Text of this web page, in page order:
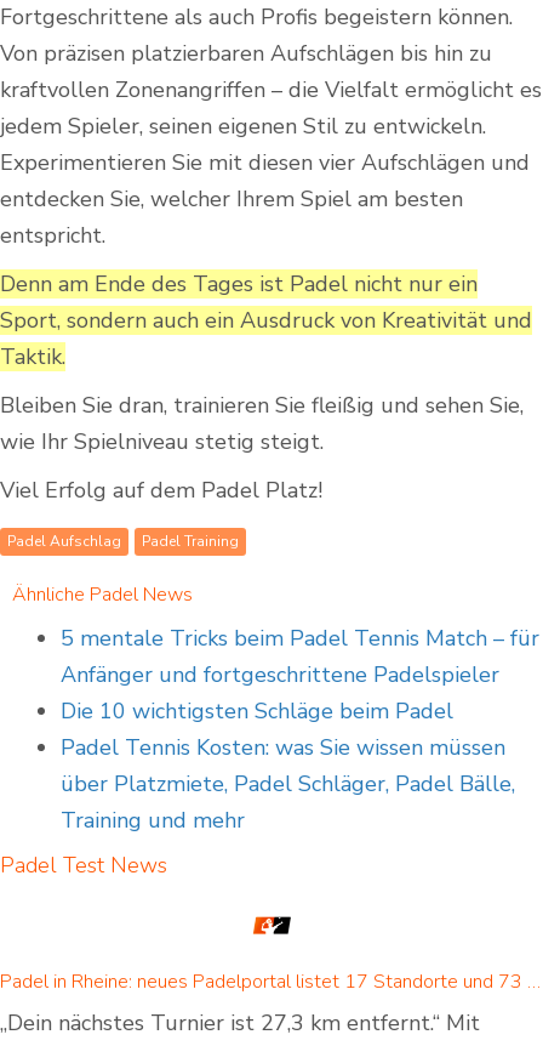
Fortgeschrittene als auch Profis begeistern können.
Von präzisen platzierbaren Aufschlägen bis hin zu
kraftvollen Zonenangriffen – die Vielfalt ermöglicht es
jedem Spieler, seinen eigenen Stil zu entwickeln.
Experimentieren Sie mit diesen vier Aufschlägen und
entdecken Sie, welcher Ihrem Spiel am besten
entspricht.
Denn am Ende des Tages ist Padel nicht nur ein
Sport, sondern auch ein Ausdruck von Kreativität und
Taktik.
Bleiben Sie dran, trainieren Sie fleißig und sehen Sie,
wie Ihr Spielniveau stetig steigt.
Viel Erfolg auf dem Padel Platz!
Padel Aufschlag Padel Training
Ähnliche Padel News
5 mentale Tricks beim Padel Tennis Match – für
Anfänger und fortgeschrittene Padelspieler
Die 10 wichtigsten Schläge beim Padel
Padel Tennis Kosten: was Sie wissen müssen
über Platzmiete, Padel Schläger, Padel Bälle,
Training und mehr
Padel TestNews
Padel in Rheine: neues Padelportal listet 17 Standorte und 73 Padel-Courts in Rheine und Umgebung
„Dein nächstes Turnier ist 27,3 km entfernt.“ Mit